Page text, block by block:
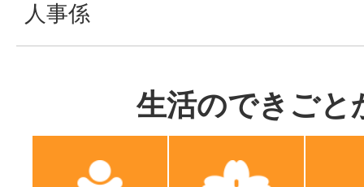
人事係
生活のできごと